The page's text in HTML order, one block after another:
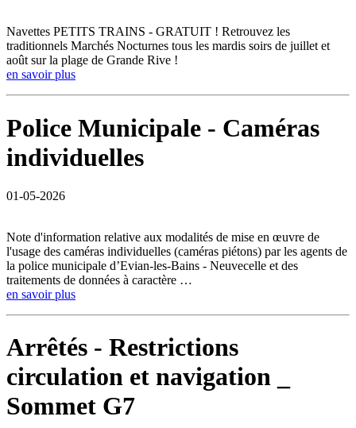
Navettes PETITS TRAINS - GRATUIT ! Retrouvez les
traditionnels Marchés Nocturnes tous les mardis soirs de juillet et
août sur la plage de Grande Rive !
en savoir plus
Police Municipale - Caméras
individuelles
01-05-2026
Note d'information relative aux modalités de mise en œuvre de
l'usage des caméras individuelles (caméras piétons) par les agents de
la police municipale d’Evian-les-Bains - Neuvecelle et des
traitements de données à caractère …
en savoir plus
Arrêtés - Restrictions
circulation et navigation _
Sommet G7